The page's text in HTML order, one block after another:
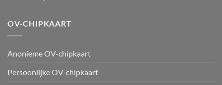
OV-CHIPKAART
Anonieme OV-chipkaart
Persoonlijke OV-chipkaart